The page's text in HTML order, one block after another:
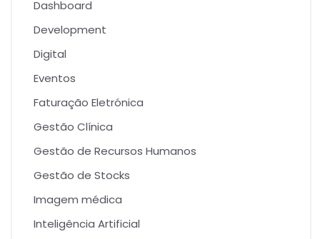
Dashboard
Development
Digital
Eventos
Faturação Eletrónica
Gestão Clínica
Gestão de Recursos Humanos
Gestão de Stocks
Imagem médica
Inteligência Artificial